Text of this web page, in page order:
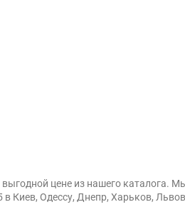
цене из нашего каталога.
Киев, Одессу, Днепр, Харьков,